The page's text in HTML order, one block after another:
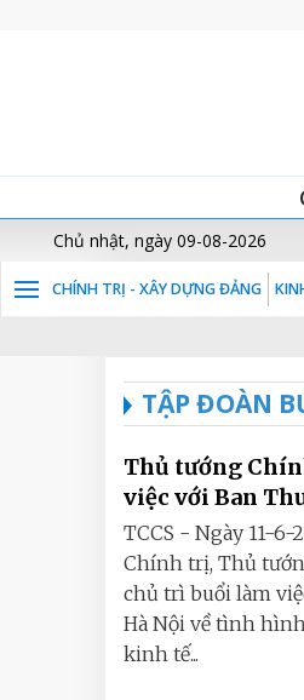
Chủ nhật, ngày 09-08-2026
CHÍNH TRỊ - XÂY DỰNG ĐẢNG
TẬP ĐOÀN
Thủ tướng
việc với Ban
TCCS - Ngày 11-6-
Chính trị, Thủ
chủ trì buổi làm
Hà Nội về tình
kinh tế...